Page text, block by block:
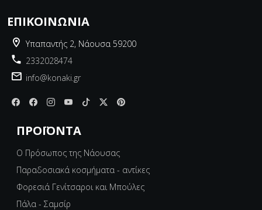
ΕΠΙΚΟΙΝΩΝΊΑ
Υπαπαντής 2, Νάουσα 59200
2332028474
info@konaki.gr
ΠΡΟΪΌΝΤΑ
Ο Πρόσωπος της Νάουσας
Παραδοσιακά κοσμήματα - αντίκες
Φορεσιά Γενίτσαροι και Μπούλες
Πάλα - Σαμσίρ